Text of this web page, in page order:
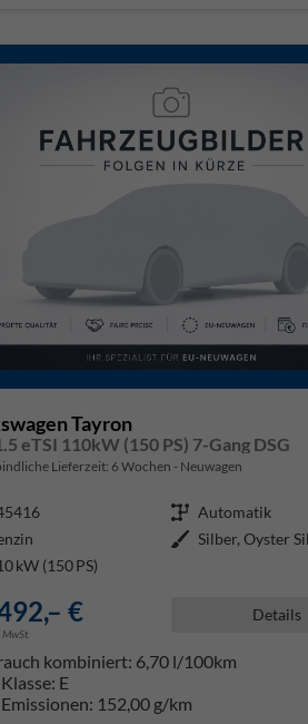
Tayron
eTSI 110kW (150 PS) 7-Gang DSG
Lieferzeit: 6 Wochen Neuwagen
Getriebe Automatik
Außenfarbe
kW (150 PS)
€ Details
kombiniert: 6,70 l/100km
E
152,00 g/km